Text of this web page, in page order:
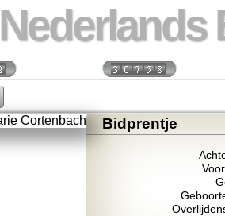
Nederlands
Bidprentje